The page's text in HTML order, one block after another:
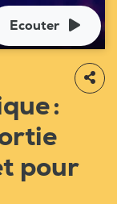
Ecouter
:
pour